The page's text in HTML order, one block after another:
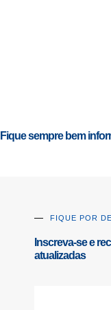
Fique sempre bem
FIQUE POR
Inscreva-se e
atualizadas